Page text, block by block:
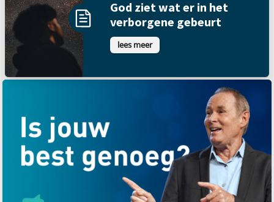
God ziet wat er in het
verborgene gebeurt
lees meer